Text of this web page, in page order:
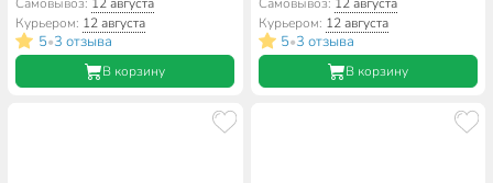
Курьером: 12 августа
5•3 отзыва
В корзину
Курьером: 12 августа
5•3 отзыва
В корзину